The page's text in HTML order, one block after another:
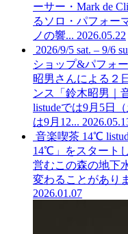
ーサー・Mark de
るソロ・パフォー
ノの響... 2026.05.22
2026/9/5 sat. – 9/6
ショップ&パフォ
昭男さんによる２
ンス「鈴木昭男｜
listudeでは9月5日
は9月12...
音楽喫茶 14℃
14℃」をスタート
営むこの森の地下
変わることがあり
2026.01.07